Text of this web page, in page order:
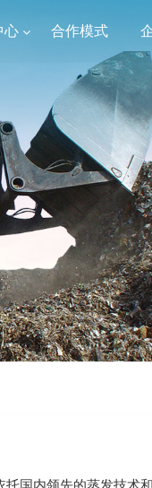
心 合作模式